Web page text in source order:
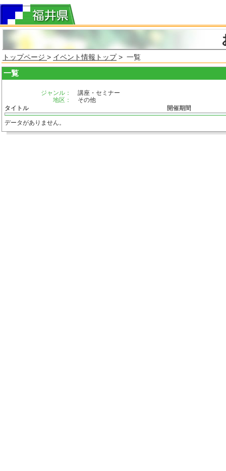
トップページ > イベント情報トップ> 一覧
一覧
ジャンル：
講座・セミナー
地区：
その他
タイトル
開催期間
データがありません。